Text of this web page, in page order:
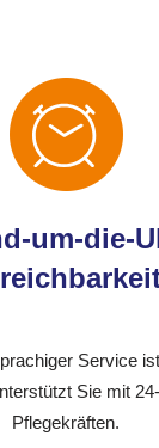
um-die-
Service
Sie mit
Pflegekräften.